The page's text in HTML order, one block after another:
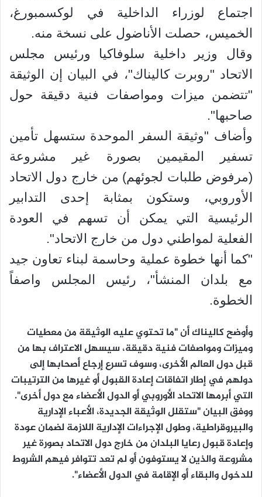
اجتماع لوزراء الداخلية في لوكسمبورغ،
الخميس، حصلت الأناضول على نسخة منه.
وقال وزير داخلية سلوفاكيا ورئيس مجلس
الاتحاد "روبرت كاليناك"، في البيان إن الوثيقة
"تتضمن ميزات ومواصفات فنية دقيقة حول
صاحبها".
وأضاف "وثيقة السفر الموحدة ستسهل تأمين
تسفير المقيمين بصورة غير مشروعة
(مرفوض طلبات لجوئهم) من خارج دول الاتحاد
الأوروبي، وستكون بمثابة إحدى التدابير
الرئيسية التي يمكن أن تسهم في العودة
الفعلية لمواطني دول من خارج الاتحاد".
"كما أنها خطوة عملية وحاسمة لبناء تعاون جيد
مع بلدان المنشأ"، رئيس المجلس واصفاً
الخطوة.
وأوضح كاليناك أن "ما تحتوي عليه الوثيقة من معطيات
وميزات ومواصفات فنية دقيقة، سيسهل الاعتراف بها من
قبل دول العالم الأخرى، وسوف تسرع إرجاع أصحابها إلى
دولهم في إطار اتفاقات إعادة القبول أو غيرها من الترتيبات
التي أبرمها الاتحاد الأوروبي أو الدول الأعضاء مع دول أخرى".
ووفق البيان "ستقلل الوثيقة الجديدة، الأعباء الإدارية
والبيروقراطية، وطول الإجراءات الإدارية اللازمة لضمان عودة
وإعادة قبول رعايا البلدان من خارج دول الاتحاد بصورة غير
مشروعة والذين لا يستوفون أو لم تعد تتوافر فيهم الشروط
للدخول والبقاء أو الإقامة في الدول الأعضاء".